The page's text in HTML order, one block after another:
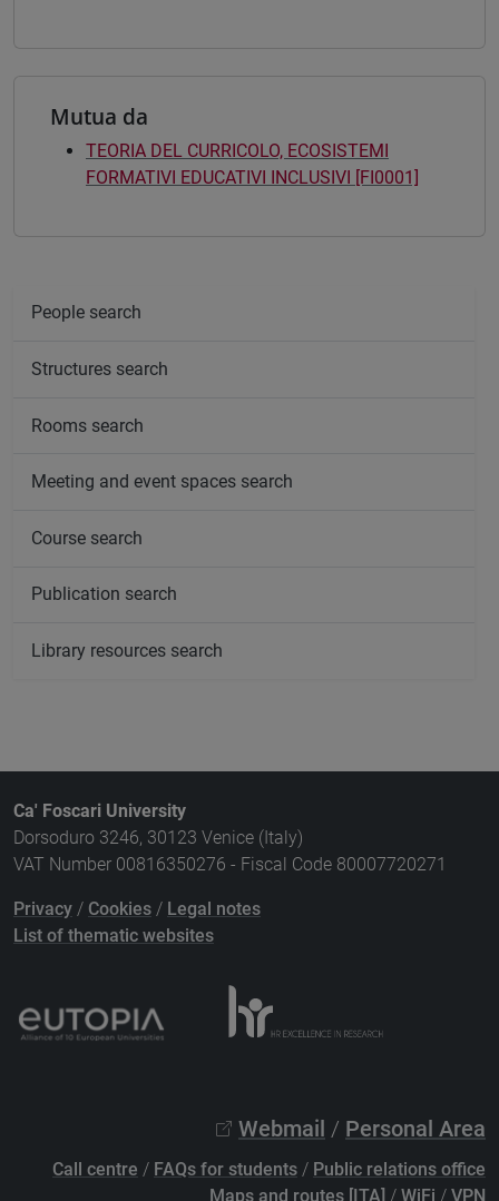
Mutua da
TEORIA DEL CURRICOLO, ECOSISTEMI
FORMATIVI EDUCATIVI INCLUSIVI [FI0001]
People search
Structures search
Rooms search
Meeting and event spaces search
Course search
Publication search
Library resources search
Ca' Foscari University
Dorsoduro 3246, 30123 Venice (Italy)
VAT Number 00816350276 - Fiscal Code 80007720271
Privacy / Cookies / Legal notes
List of thematic websites
Webmail / Personal Area
Call centre / FAQs for students / Public relations office
Maps and routes [ITA] / WiFi / VPN